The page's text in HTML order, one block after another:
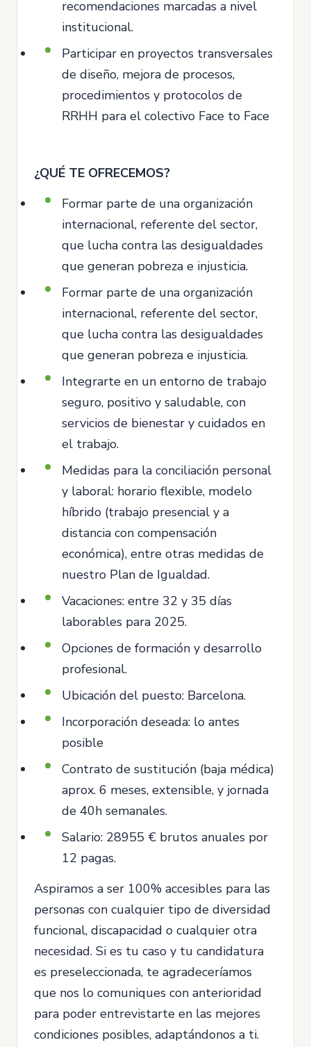
recomendaciones marcadas a nivel
institucional.
Participar en proyectos transversales
de diseño, mejora de procesos,
procedimientos y protocolos de
RRHH para el colectivo Face to Face
¿QUÉ TE OFRECEMOS?
Formar parte de una organización
internacional, referente del sector,
que lucha contra las desigualdades
que generan pobreza e injusticia.
Formar parte de una organización
internacional, referente del sector,
que lucha contra las desigualdades
que generan pobreza e injusticia.
Integrarte en un entorno de trabajo
seguro, positivo y saludable, con
servicios de bienestar y cuidados en
el trabajo.
Medidas para la conciliación personal
y laboral: horario flexible, modelo
híbrido (trabajo presencial y a
distancia con compensación
económica), entre otras medidas de
nuestro Plan de Igualdad.
Vacaciones: entre 32 y 35 días
laborables para 2025.
Opciones de formación y desarrollo
profesional.
Ubicación del puesto: Barcelona.
Incorporación deseada: lo antes
posible
Contrato de sustitución (baja médica)
aprox. 6 meses, extensible, y jornada
de 40h semanales.
Salario: 28955 € brutos anuales por
12 pagas.
Aspiramos a ser 100% accesibles para las
personas con cualquier tipo de diversidad
funcional, discapacidad o cualquier otra
necesidad. Si es tu caso y tu candidatura
es preseleccionada, te agradeceríamos
que nos lo comuniques con anterioridad
para poder entrevistarte en las mejores
condiciones posibles, adaptándonos a ti.